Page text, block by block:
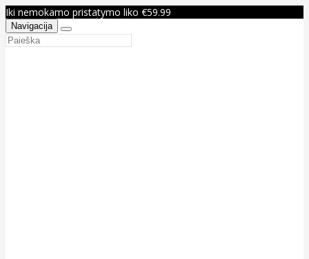
Iki nemokamo pristatymo liko €59.99
Navigacija